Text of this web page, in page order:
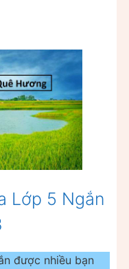
Lớp 5 Ngắn
được nhiều bạn